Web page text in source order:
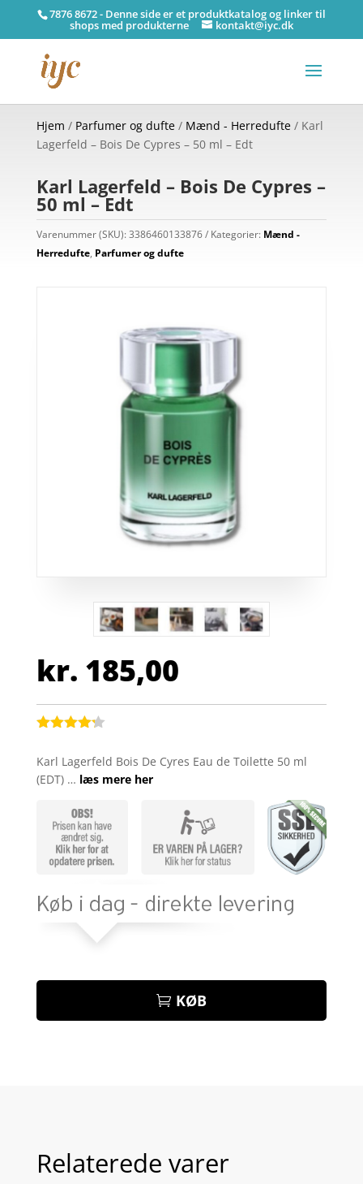
7876 8672 - Denne side er et produktkatalog og linker til
shops med produkterne kontakt@iyc.dk
Hjem / Parfumer og dufte/ Mænd - Herredufte/ Karl
Lagerfeld – Bois De Cypres – 50 ml – Edt
Karl Lagerfeld – Bois De Cypres –
50 ml – Edt
Varenummer (SKU):3386460133876 Kategorier: Mænd -
Herredufte, Parfumer og dufte
kr. 185,00
ud af 5
baseret
mmelser
Karl Lagerfeld Bois De Cyres Eau de Toilette 50 ml
(EDT) … læs mere her
KØB
Relaterede varer